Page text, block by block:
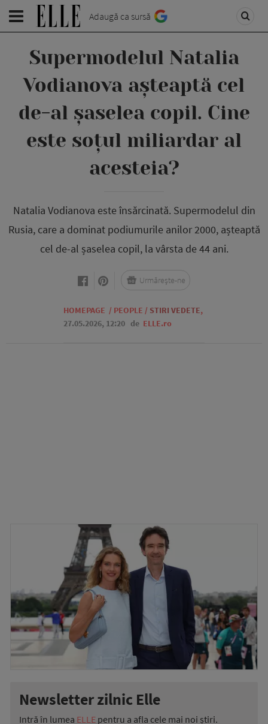
Adaugă ca sursă
Supermodelul Natalia
Vodianova așteaptă cel
de-al șaselea copil. Cine
este soțul miliardar al
acesteia?
Natalia Vodianova este însărcinată. Supermodelul din
Rusia, care a dominat podiumurile anilor 2000, așteaptă
cel de-al șaselea copil, la vârsta de 44 ani.
HOMEPAGE / PEOPLE / STIRI VEDETE,
27.05.2026, 12:20 de ELLE.ro
Urmărește-ne
Newsletter zilnic Elle
Intră în lumea ELLE pentru a afla cele mai noi știri.